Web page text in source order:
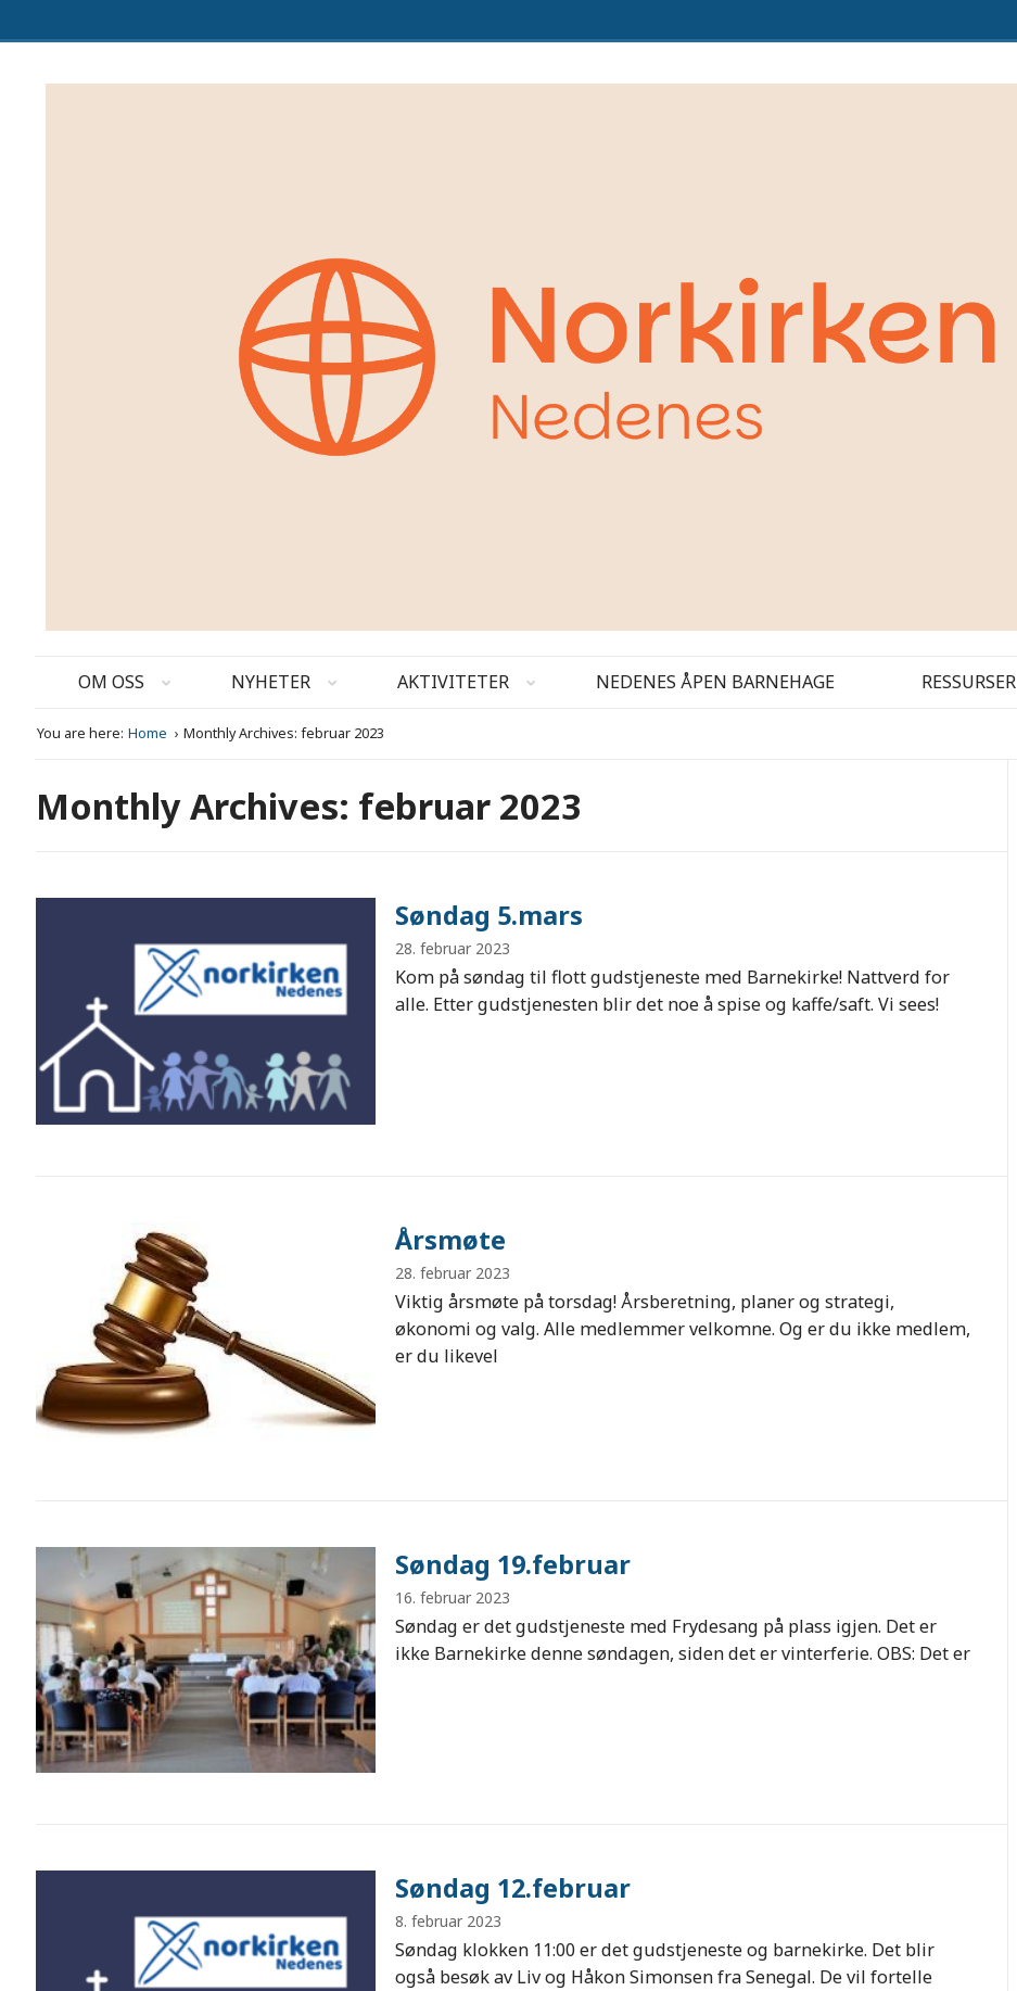
OM OSS NYHETER AKTIVITETER NEDENES ÅPEN BARNEHAGE RESSURSER
You are here: Home Monthly Archives: februar 2023
Monthly Archives: februar 2023
Søndag 5.mars
28. februar 2023
Kom på søndag til flott gudstjeneste med Barnekirke! Nattverd for
alle. Etter gudstjenesten blir det noe å spise og kaffe/saft. Vi sees!
Årsmøte
28. februar 2023
Viktig årsmøte på torsdag! Årsberetning, planer og strategi,
økonomi og valg. Alle medlemmer velkomne. Og er du ikke medlem,
er du likevel
Søndag 19.februar
16. februar 2023
Søndag er det gudstjeneste med Frydesang på plass igjen. Det er
ikke Barnekirke denne søndagen, siden det er vinterferie. OBS: Det er
Søndag 12.februar
8. februar 2023
Søndag klokken 11:00 er det gudstjeneste og barnekirke. Det blir
også besøk av Liv og Håkon Simonsen fra Senegal. De vil fortelle